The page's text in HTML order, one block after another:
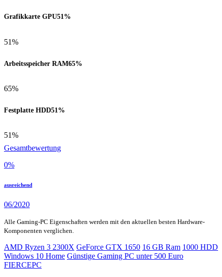
Grafikkarte GPU51%
51%
Arbeitsspeicher RAM65%
65%
Festplatte HDD51%
51%
Gesamtbewertung
0%
ausreichend
06/2020
Alle Gaming-PC Eigenschaften werden mit den aktuellen besten Hardware-
Komponenten verglichen.
AMD Ryzen 3 2300X GeForce GTX 1650 16 GB Ram 1000 HDD
Windows 10 Home Günstige Gaming PC unter 500 Euro
FIERCEPC